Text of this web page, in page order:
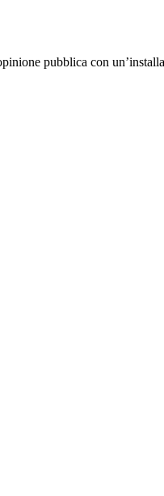
pubblica con